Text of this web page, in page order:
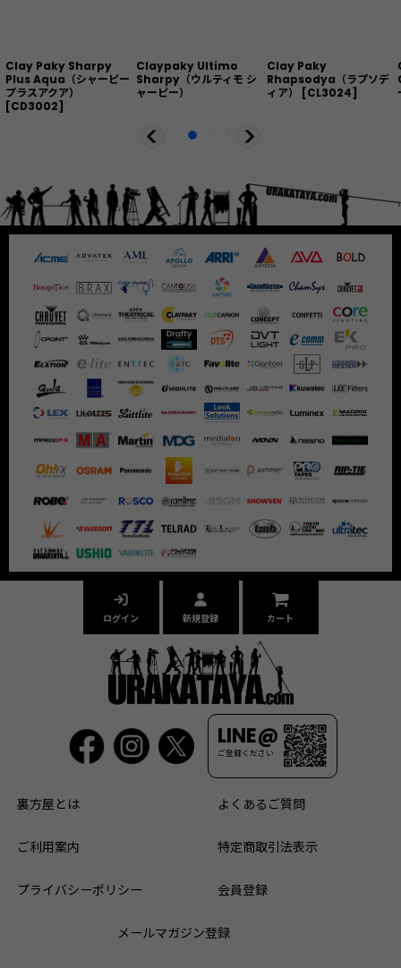
Clay Paky Sharpy
Plus Aqua（シャーピー
プラスアクア）
[CD3002]
Claypaky Ultimo
Sharpy（ウルティモ シ
ャーピー）
Clay Paky
Rhapsodya（ラプソデ
ィア）
[CL3024]
LINE@
ご登録ください
ログイン 新規登録 カート
裏方屋とは よくあるご質問
ご利用案内 特定商取引法表示
プライバシーポリシー 会員登録
メールマガジン登録